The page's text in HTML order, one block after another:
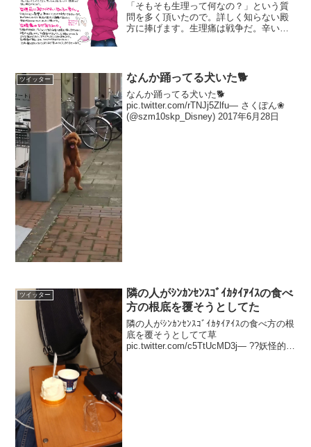
「そもそも生理って何なの？」という質
問を多く頂いたので。詳しく知らない殿
方に捧げます。生理痛は戦争だ。辛い時
ツイッター なんか踊ってる犬いた🐕
なんか踊ってる犬いた🐕
pic.twitter.com/rTNJj5Zlfu— さくぽん❀
(@szm10skp_Disney) 2017年6月28日
ツイッター
隣の人がｼﾝｶﾝｾﾝｽｺﾞｲｶﾀｲｱｲｽの食べ
方の根底を覆そうとしてた
隣の人がｼﾝｶﾝｾﾝｽｺﾞｲｶﾀｲｱｲｽの食べ方の根
底を覆そうとしてて草
pic.twitter.com/c5TtUcMD3j— ??妖怪的よ